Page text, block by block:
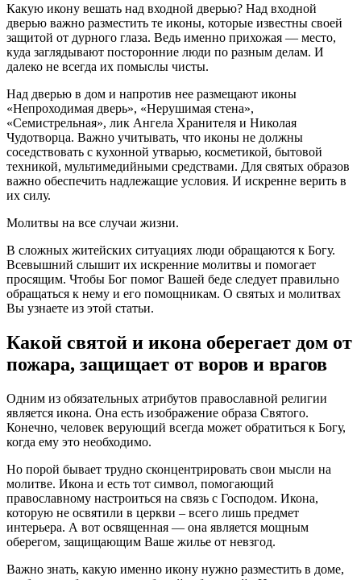
Какую икону вешать над входной дверью? Над входной
дверью важно разместить те иконы, которые известны своей
защитой от дурного глаза. Ведь именно прихожая — место,
куда заглядывают посторонние люди по разным делам. И
далеко не всегда их помыслы чисты.
Над дверью в дом и напротив нее размещают иконы
«Непроходимая дверь», «Нерушимая стена»,
«Семистрельная», лик Ангела Хранителя и Николая
Чудотворца. Важно учитывать, что иконы не должны
соседствовать с кухонной утварью, косметикой, бытовой
техникой, мультимедийными средствами. Для святых образов
важно обеспечить надлежащие условия. И искренне верить в
их силу.
Молитвы на все случаи жизни.
В сложных житейских ситуациях люди обращаются к Богу.
Всевышний слышит их искренние молитвы и помогает
просящим. Чтобы Бог помог Вашей беде следует правильно
обращаться к нему и его помощникам. О святых и молитвах
Вы узнаете из этой статьи.
Какой святой и икона оберегает дом от
пожара, защищает от воров и врагов
Одним из обязательных атрибутов православной религии
является икона. Она есть изображение образа Святого.
Конечно, человек верующий всегда может обратиться к Богу,
когда ему это необходимо.
Но порой бывает трудно сконцентрировать свои мысли на
молитве. Икона и есть тот символ, помогающий
православному настроиться на связь с Господом. Икона,
которую не освятили в церкви – всего лишь предмет
интерьера. А вот освященная — она является мощным
оберегом, защищающим Ваше жилье от невзгод.
Важно знать, какую именно икону нужно разместить в доме,